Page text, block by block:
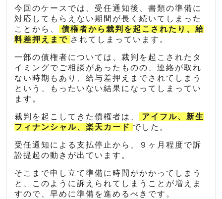
今回のケースでは、受任通知後、書類の準備に
対応してもらえない期間が長く続いてしまった
ことから、
債権者から裁判を起こされたり、給
料差押えまで されてしまっています。
一部の債権者については、裁判を起こされたタ
イミングでご相談があったものの、連絡が取れ
ない時期もあり、給与差押えまでされてしまう
という、もったいない結果になってしまってい
ます。
裁判を起こしてきた債権者は、
アイフル、新生
フィナンシャル、楽天カード でした。
受任通知による支払停止から、９ヶ月程度で訴
訟提起の動きが出ています。
そこまで申し立て準備に時間がかかってしまう
と、このように訴えられてしまうことが増えま
すので、早めに準備を進めるべきです。